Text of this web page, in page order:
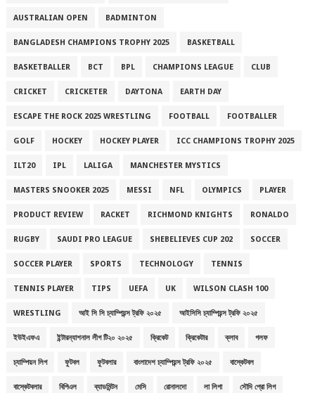
AUSTRALIAN OPEN BADMINTON
BANGLADESH CHAMPIONS TROPHY 2025 BASKETBALL
BASKETBALLER BCT BPL CHAMPIONS LEAGUE CLUB
CRICKET CRICKETER DAYTONA EARTH DAY
ESCAPE THE ROCK 2025 WRESTLING FOOTBALL FOOTBALLER
GOLF HOCKEY HOCKEY PLAYER ICC CHAMPIONS TROPHY 2025
ILT20 IPL LALIGA MANCHESTER MYSTICS
MASTERS SNOOKER 2025 MESSI NFL OLYMPICS PLAYER
PRODUCT REVIEW RACKET RICHMOND KNIGHTS RONALDO
RUGBY SAUDI PRO LEAGUE SHEBELIEVES CUP 202 SOCCER
SOCCER PLAYER SPORTS TECHNOLOGY TENNIS
TENNIS PLAYER TIPS UEFA UK WILSON CLASH 100
WRESTLING আই সি সি চ্যাম্পিয়ন্স ট্রফি ২০২৫ আইসিসি চ্যাম্পিয়ন্স ট্রফি ২০২৫
ইউইএফএ ইন্টারন্যাশনাল লীগ টি২০ ২০২৫ ক্রিকেট ক্রিকেটার ক্লাব গলফ
চ্যাম্পিয়ন লিগ ফুটবল ফুটবলার বাংলাদেশ চ্যাম্পিয়ন্স ট্রফি ২০২৫ বাস্কেটবল
বাস্কেটবলার বিপিএল ব্যাডমিন্টন মেসি রোনালদো লা লিগা সৌদি প্রো লিগ